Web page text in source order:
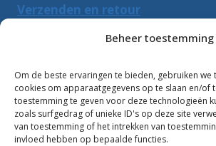
Beheer toestemming
Om de beste ervaringen te bieden, gebruiken we
cookies om apparaatgegevens op te slaan en/of
toestemming te geven voor deze technologieën
zoals surfgedrag of unieke ID's op deze site
van toestemming of het intrekken van
invloed hebben op bepaalde functies.
Verzenden en retour
PRODUCTEN ZOEKEN
Zoeken
naar: